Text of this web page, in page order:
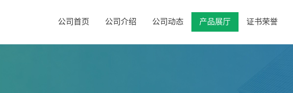
公司首页 公司介绍 公司动态 产品展厅 证书荣誉